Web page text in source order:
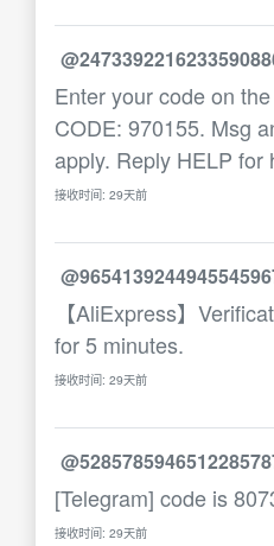
Enter your code on
CODE: 970155. Msg
apply. Reply HELP for
接收时间: 29天前
【AliExpress】
for 5 minutes.
接收时间: 29天前
[Telegram] code is
接收时间: 29天前